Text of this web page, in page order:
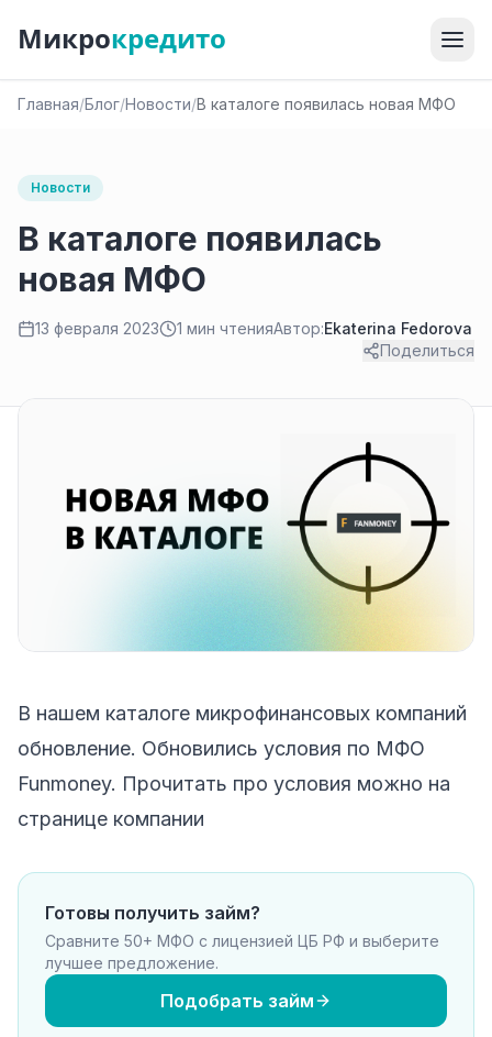
Микрокредито
Главная/Блог/Новости/В каталоге появилась новая МФО
Новости
В каталоге появилась
новая МФО
13 февраля 2023 1 мин чтенияАвтор:Ekaterina Fedorova
Поделиться
В нашем каталоге микрофинансовых компаний
обновление. Обновились условия по МФО
Funmoney. Прочитать про условия можно на
странице компании
Готовы получить займ?
Сравните 50+ МФО с лицензией ЦБ РФ и выберите
лучшее предложение.
Подобрать займ